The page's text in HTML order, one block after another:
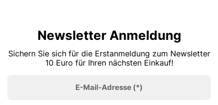
Newsletter Anmeldung
Sichern Sie sich für die Erstanmeldung zum Newsletter
10 Euro für Ihren nächsten Einkauf!
E-Mail-Adresse (*)